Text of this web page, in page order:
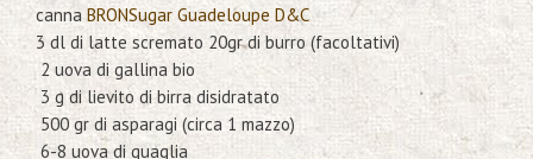
canna BRONSugar Guadeloupe D&C
3 dl di latte scremato 20gr di burro (facoltativi)
2 uova di gallina bio
3 g di lievito di birra disidratato
500 gr di asparagi (circa 1 mazzo)
6-8 uova di quaglia